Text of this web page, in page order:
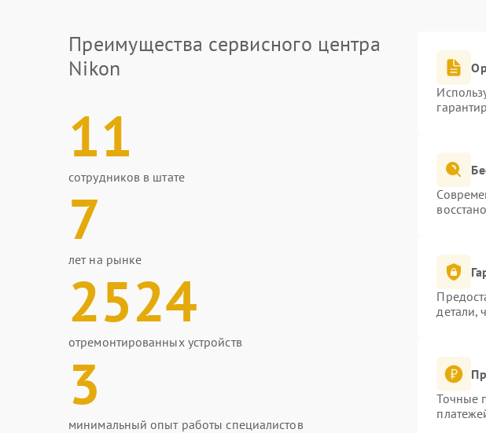
Преимущества сервисного центра
Nikon
11
сотрудников в штате
7
лет на рынке
2524
отремонтированных устройств
3
минимальный опыт работы специалистов
детали,
Точные